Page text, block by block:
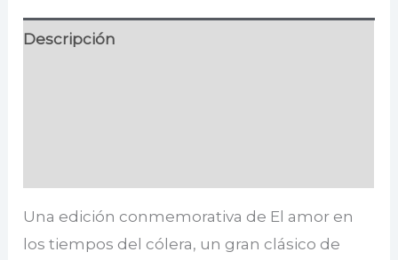
Descripción
Una edición conmemorativa de El amor en
los tiempos del cólera, un gran clásico de